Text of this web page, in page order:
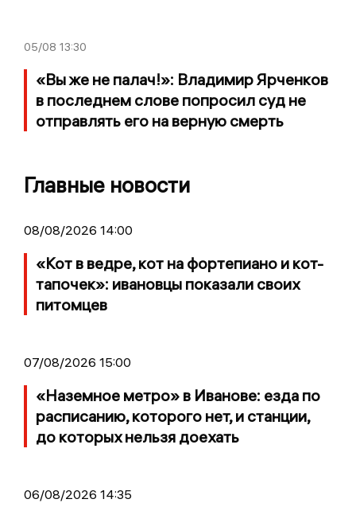
05/08 13:30
«Вы же не палач!»: Владимир Ярченков
в последнем слове попросил суд не
отправлять его на верную смерть
Главные новости
08/08/2026 14:00
«Кот в ведре, кот на фортепиано и кот-
тапочек»: ивановцы показали своих
питомцев
07/08/2026 15:00
«Наземное метро» в Иванове: езда по
расписанию, которого нет, и станции,
до которых нельзя доехать
06/08/2026 14:35